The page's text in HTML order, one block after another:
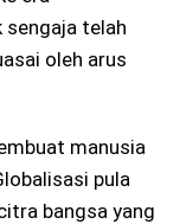
sengaja telah
oleh arus
manusia
pula
bangsa yang